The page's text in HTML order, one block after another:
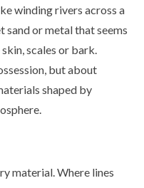
winding rivers across a
or metal that seems
scales or bark.
but about
shaped by
material. Where lines